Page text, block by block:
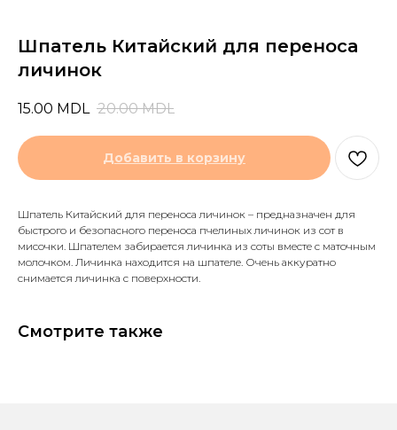
Шпатель Китайский для переноса
личинок
15.00 MDL 20.00 MDL
Добавить в корзину
Шпатель Китайский для переноса личинок – предназначен для
быстрого и безопасного переноса пчелиных личинок из сот в
мисочки. Шпателем забирается личинка из соты вместе с маточным
молочком. Личинка находится на шпателе. Очень аккуратно
снимается личинка с поверхности.
Смотрите также